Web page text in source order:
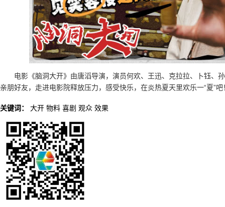
电影《脑洞大开》由唐滔导演，演员何欢、王迅、克拉拉、卜钰、
亲朋好友，走进电影院释放压力，感受快乐，在炎热夏天里欢乐一“夏”吧
关键词： 大开 物料 喜剧 观众 效果